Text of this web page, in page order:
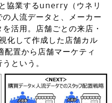
協業するunerry（ウネリ
人流データと、メーカー
活用。店舗ごとの来店・
化して作成した店舗カル
配置から店舗マーケティ
という。